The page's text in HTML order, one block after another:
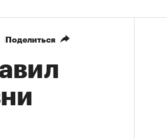
Поделиться